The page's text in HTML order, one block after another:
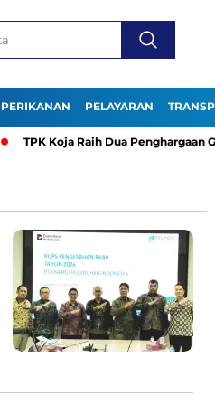
PERIKANAN PELAYARAN
TPK Koja Raih Dua Penghargaan Gold